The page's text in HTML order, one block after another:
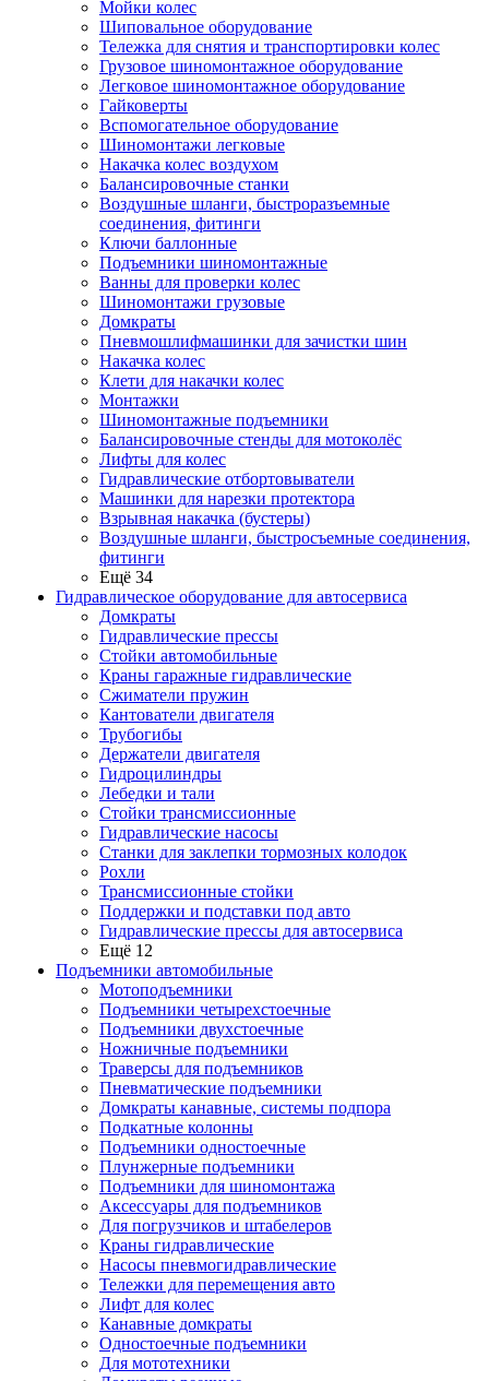
Мойки колес
Шиповальное оборудование
Тележка для снятия и транспортировки колес
Грузовое шиномонтажное оборудование
Легковое шиномонтажное оборудование
Гайковерты
Вспомогательное оборудование
Шиномонтажи легковые
Накачка колес воздухом
Балансировочные станки
Воздушные шланги, быстроразъемные
соединения, фитинги
Ключи баллонные
Подъемники шиномонтажные
Ванны для проверки колес
Шиномонтажи грузовые
Домкраты
Пневмошлифмашинки для зачистки шин
Накачка колес
Клети для накачки колес
Монтажки
Шиномонтажные подъемники
Балансировочные стенды для мотоколёс
Лифты для колес
Гидравлические отбортовыватели
Машинки для нарезки протектора
Взрывная накачка (бустеры)
Воздушные шланги, быстросъемные соединения,
фитинги
Ещё 34
Гидравлическое оборудование для автосервиса
Домкраты
Гидравлические прессы
Стойки автомобильные
Краны гаражные гидравлические
Сжиматели пружин
Кантователи двигателя
Трубогибы
Держатели двигателя
Гидроцилиндры
Лебедки и тали
Стойки трансмиссионные
Гидравлические насосы
Cтанки для заклепки тормозных колодок
Рохли
Трансмиссионные стойки
Поддержки и подставки под авто
Гидравлические прессы для автосервиса
Ещё 12
Подъемники автомобильные
Мотоподъемники
Подъемники четырехстоечные
Подъемники двухстоечные
Ножничные подъемники
Траверсы для подъемников
Пневматические подъемники
Домкраты канавные, системы подпора
Подкатные колонны
Подъемники одностоечные
Плунжерные подъемники
Подъемники для шиномонтажа
Аксессуары для подъемников
Для погрузчиков и штабелеров
Краны гидравлические
Насосы пневмогидравлические
Тележки для перемещения авто
Лифт для колес
Канавные домкраты
Одностоечные подъемники
Для мототехники